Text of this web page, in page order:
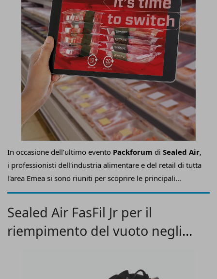
In occasione dell’ultimo evento Packforum di Sealed Air,
i professionisti dell'industria alimentare e del retail di tutta
l'area Emea si sono riuniti per scoprire le principali
tendenze che influenzano l'evoluzione dell'acquisto di
Sealed Air FasFil Jr per il
riempimento del vuoto negli